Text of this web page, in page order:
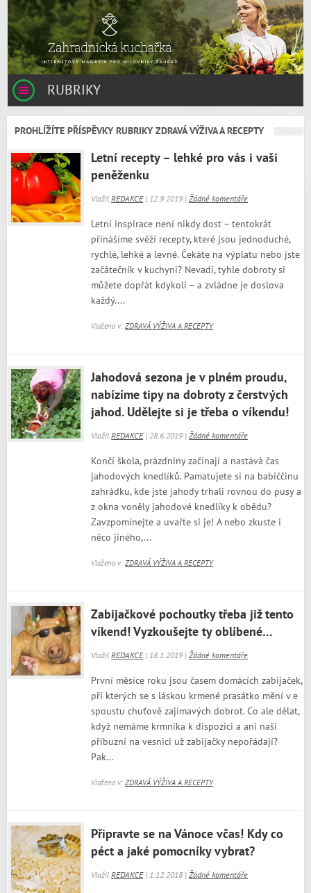
RUBRIKY
PROHLÍŽÍTE PŘÍSPĚVKY RUBRIKY ZDRAVÁ VÝŽIVA A RECEPTY
Letní recepty – lehké pro vás i vaši
peněženku
VložilREDAKCE| 12.9.2019 |Žádné komentáře
Letní inspirace není nikdy dost – tentokrát
přinášíme svěží recepty, které jsou jednoduché,
rychlé, lehké a levné. Čekáte na výplatu nebo jste
začátečník v kuchyni? Nevadí, tyhle dobroty si
můžete dopřát kdykoli – a zvládne je doslova
každý....
Vloženo v:ZDRAVÁ VÝŽIVA A RECEPTY
Jahodová sezona je v plném proudu,
nabízíme tipy na dobroty z čerstvých
jahod. Udělejte si je třeba o víkendu!
VložilREDAKCE| 28.6.2019 |Žádné komentáře
Končí škola, prázdniny začínají a nastává čas
jahodových knedlíků. Pamatujete si na babiččinu
zahrádku, kde jste jahody trhali rovnou do pusy a
z okna voněly jahodové knedlíky k obědu?
Zavzpomínejte a uvařte si je! A nebo zkuste i
něco jiného,...
Vloženo v:ZDRAVÁ VÝŽIVA A RECEPTY
Zabijačkové pochoutky třeba již tento
víkend! Vyzkoušejte ty oblíbené…
VložilREDAKCE| 18.1.2019 |Žádné komentáře
První měsíce roku jsou časem domácích zabijaček,
při kterých se s láskou krmené prasátko mění v e
spoustu chuťově zajímavých dobrot. Co ale dělat,
když nemáme krmníka k dispozici a ani naši
příbuzní na vesnici už zabijačky nepořádají?
Pak...
Vloženo v:ZDRAVÁ VÝŽIVA A RECEPTY
Připravte se na Vánoce včas! Kdy co
péct a jaké pomocníky vybrat?
VložilREDAKCE| 1.12.2018 |Žádné komentáře